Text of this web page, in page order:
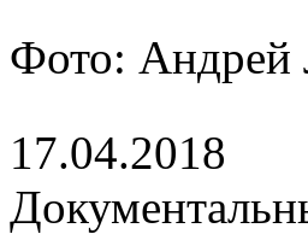
Фото: Андрей
17.04.2018